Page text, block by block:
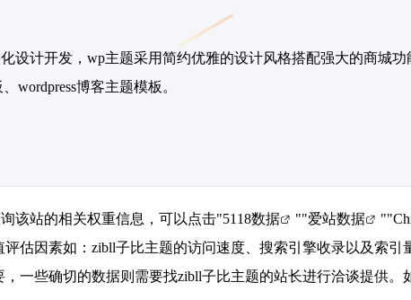
设计开发，wp主题采用简约优雅的设计风格搭配强大的商城
wordpress博客主题模板。
该站的相关权重信息，可以点击"5118数据 ""爱站数据 ""
估因素如：zibll子比主题的访问速度、搜索引擎收录以及索引
一些确切的数据则需要找zibll子比主题的站长进行洽谈提供。